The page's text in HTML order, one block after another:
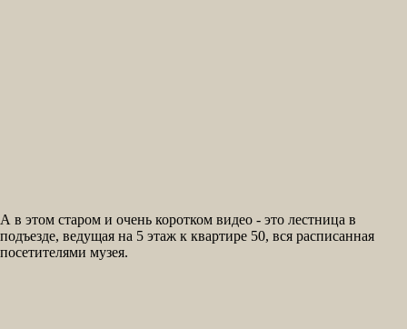
А в этом старом и очень коротком видео - это лестница в
подъезде, ведущая на 5 этаж к квартире 50, вся расписанная
посетителями музея.